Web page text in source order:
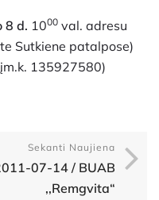
8 d. 1000 val. adresu
Sutkiene patalpose)
135927580)
Sekanti Naujiena
07-14 / BUAB
,,Remgvita“